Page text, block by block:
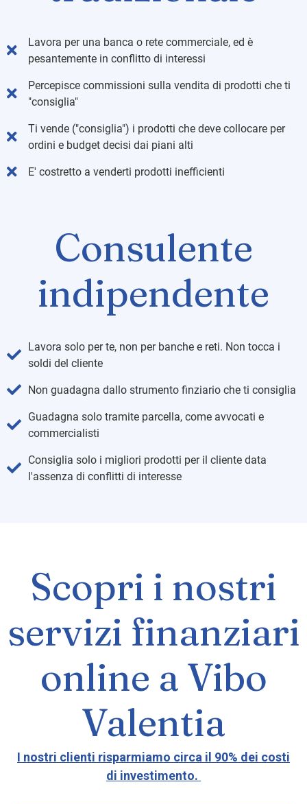
Lavora per una banca o rete commerciale, ed è
pesantemente in conflitto di interessi
Percepisce commissioni sulla vendita di prodotti che ti
"consiglia"
Ti vende ("consiglia") i prodotti che deve collocare per
ordini e budget decisi dai piani alti
E' costretto a venderti prodotti inefficienti
Consulente
indipendente
Lavora solo per te, non per banche e reti. Non tocca i
soldi del cliente
Non guadagna dallo strumento finziario che ti consiglia
Guadagna solo tramite parcella, come avvocati e
commercialisti
Consiglia solo i migliori prodotti per il cliente data
l'assenza di conflitti di interesse
Scopri i nostri
servizi finanziari
online a Vibo
Valentia
I nostri clienti risparmiamo circa il 90% dei costi
di investimento.